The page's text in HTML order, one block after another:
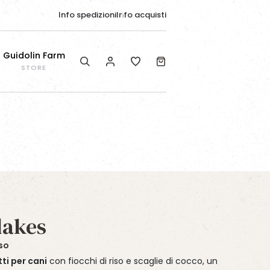
Info spedizioniInfo acquisti
Guidolin Farm
STORE
per cani con fiocchi di riso e scaglie di cocco, un